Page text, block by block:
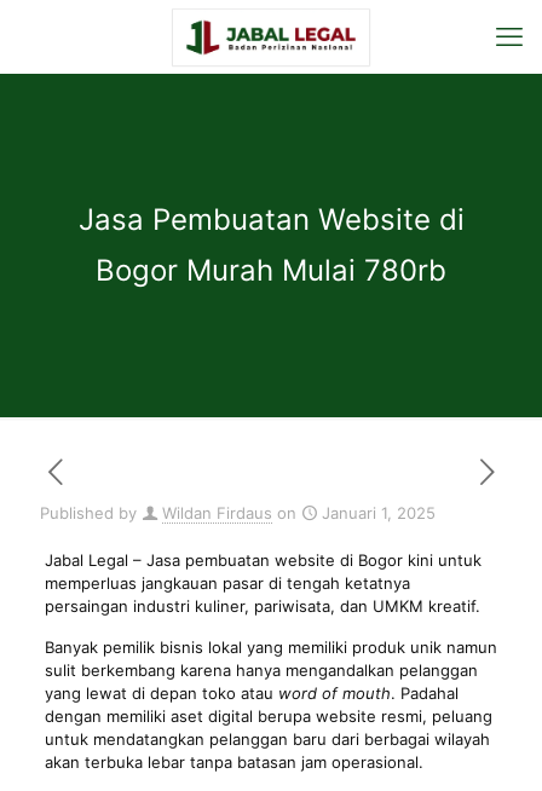
Jasa Pembuatan Website di
Bogor Murah Mulai 780rb
Published by Wildan Firdaus on Januari 1, 2025
Jabal Legal – Jasa pembuatan website di Bogor kini untuk
memperluas jangkauan pasar di tengah ketatnya
persaingan industri kuliner, pariwisata, dan UMKM kreatif.
Banyak pemilik bisnis lokal yang memiliki produk unik namun
sulit berkembang karena hanya mengandalkan pelanggan
yang lewat di depan toko atau word of mouth. Padahal
dengan memiliki aset digital berupa website resmi, peluang
untuk mendatangkan pelanggan baru dari berbagai wilayah
akan terbuka lebar tanpa batasan jam operasional.